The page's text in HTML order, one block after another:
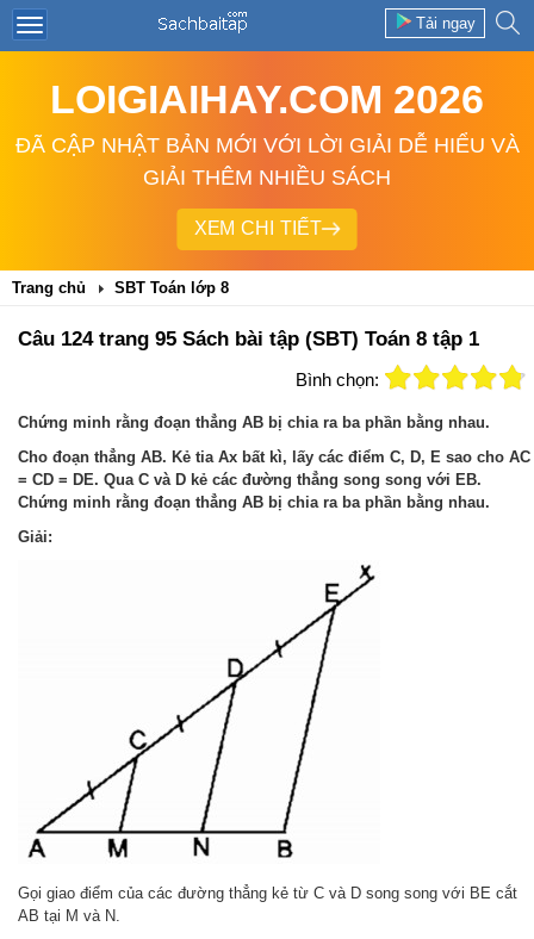
Tải ngay
LOIGIAIHAY.COM 2026
ĐÃ CẬP NHẬT BẢN MỚI VỚI LỜI GIẢI DỄ HIỂU VÀ
GIẢI THÊM NHIỀU SÁCH
XEM CHI TIẾT
Trang chủ SBT Toán lớp 8
Câu 124 trang 95 Sách bài tập (SBT) Toán 8 tập 1
Bình chọn:
Chứng minh rằng đoạn thẳng AB bị chia ra ba phần bằng nhau.
Cho đoạn thẳng AB. Kẻ tia Ax bất kì, lấy các điểm C, D, E sao cho AC
= CD = DE. Qua C và D kẻ các đường thẳng song song với EB.
Chứng minh rằng đoạn thẳng AB bị chia ra ba phần bằng nhau.
Giải:
Gọi giao điểm của các đường thẳng kẻ từ C và D song song với BE cắt
AB tại M và N.